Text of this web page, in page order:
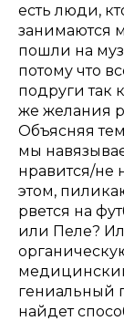
есть люди,
занимаются
пошли на
потому что
подруги так
же желания
Объясняя
мы
нравится/не
этом,
рвется на
или Пеле?
гениальный
найдет